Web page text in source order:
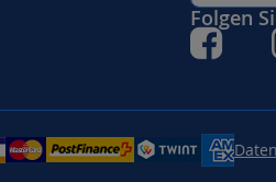
Folgen